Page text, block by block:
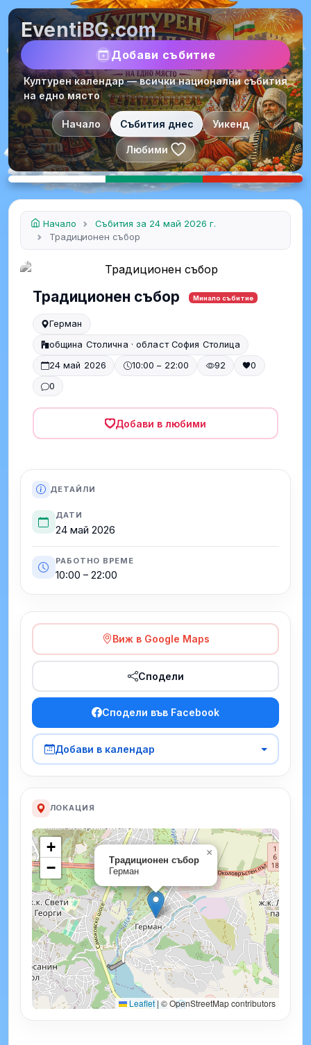
EventiBG.com
Добави събитие
Културен календар — всички национални събития
на едно място
Начало Събития днес Уикенд
Любими
Начало
Събития за 24 май 2026 г.
Традиционен събор
Традиционен събор Минало събитие
Герман
община Столична · област София Столица
24 май 2026
10:00 – 22:00 92
0
0
Добави в любими
ДЕТАЙЛИ
ДАТИ
24 май 2026
РАБОТНО ВРЕМЕ
10:00 – 22:00
Виж в Google Maps
Сподели
Сподели във Facebook
Добави в календар
ЛОКАЦИЯ
Традиционен събор
Герман
×
+
−
Leaflet | © OpenStreetMap contributors